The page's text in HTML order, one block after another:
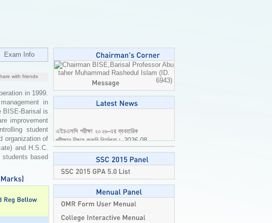
Exam Info
with friends
in 1999.
in
BISE-Barisal is
improvement
student
organization of
and H.S.C.
based
Professor Abu
taher Muhammad Rashedul Islam (ID.
6943)
পরীক্ষার বিষয়ে জরুরি নির্দেশনা।2026-08-
04